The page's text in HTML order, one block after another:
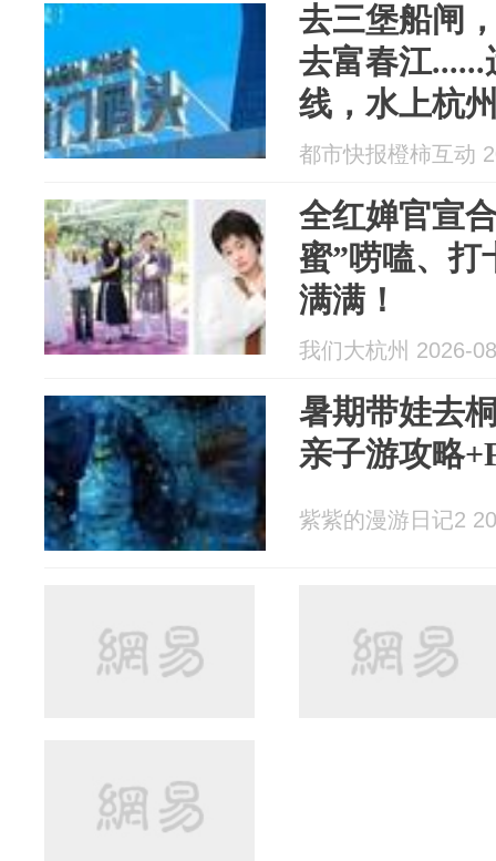
去三堡船闸
去富春江
线，水上杭
都市快报橙柿互动
全红婵官宣
蜜”唠嗑、打
满满！
我们大杭州 2026-
暑期带娃去
亲子游攻略
紫紫的漫游日记2